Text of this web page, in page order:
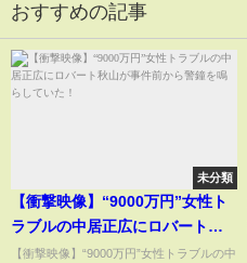
おすすめの記事
未分類
【衝撃映像】“9000万円”女性ト
ラブルの中居正広にロバート秋
山が事件前から警鐘を鳴らして
【衝撃映像】“9000万円”女性トラブルの中